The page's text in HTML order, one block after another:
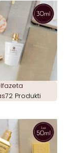
72 Produkti